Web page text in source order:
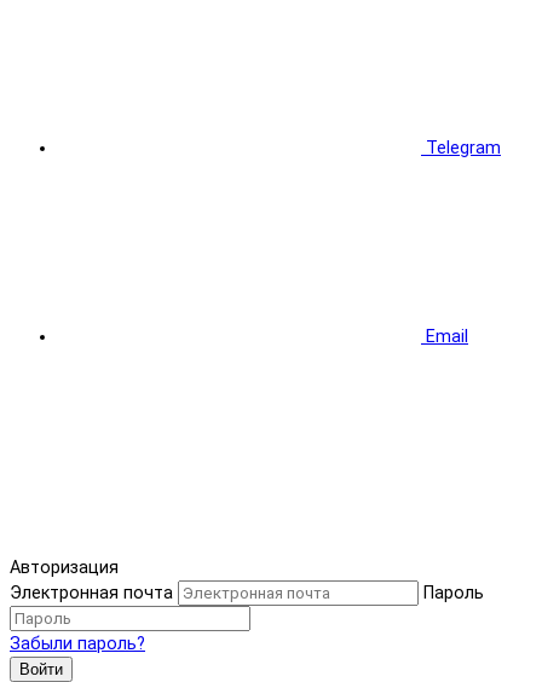
Telegram
Email
Авторизация
Электронная почта
Пароль
Забыли пароль?
Войти